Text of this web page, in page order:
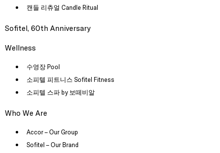
캔들 리츄얼 Candle Ritual
Sofitel, 60th Anniversary
Wellness
수영장 Pool
소피텔 피트니스 Sofitel Fitness
소피텔 스파 by 보떼비알
Who We Are
Accor – Our Group
Sofitel – Our Brand